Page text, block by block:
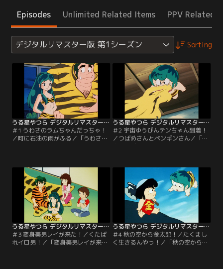
Episodes Unlimited Related Items PPV Related
デジタルリマスター版 第1シーズン Sorting
うる星やつら デジタルリマスター版 第1シーズン ＃001
＃1 うわさのラムちゃんだっちゃ！
／町に石油の雨がふる／「うわさの
に！相手は可愛い鬼族の娘ラム、決
闘方法は鬼ゴッコ！？「町に石油の
雨がふる」あたるのクラスメートの
陰謀でラムを呼ぼうとするが、来た
のは流しの星間タクシー。このタク
シーの料金の値段が…。【提供：バ
ンダイチャンネル】
うる星やつら デジタルリマスター版 第1シーズン ＃002
＃2 宇宙ゆうびんテンちゃん到着！
／つばめさんとペンギンさん／「宇
宙ゆうびんテンちゃん到着！」ラム
愛い幼児なのだが、実は女性には愛
想がいいが…。「つばめさんとペン
ギンさん」学校中の食料を食べまく
るペンギンの正体は、テンのあげた
宇宙キャラメルのおかげで大きくな
った親ツバメ！【提供：バンダイチ
ャンネル】
うる星やつら デジタルリマスター版 第1シーズン ＃003
＃3 変身美男レイが来た！／くたば
れイロ男！／「変身美男レイが来
うる星やつら デジタルリマスター版 第1シーズン ＃004
＃4 秋の空から金太郎！／たくまし
く生きるんやっ！／「秋の空から金